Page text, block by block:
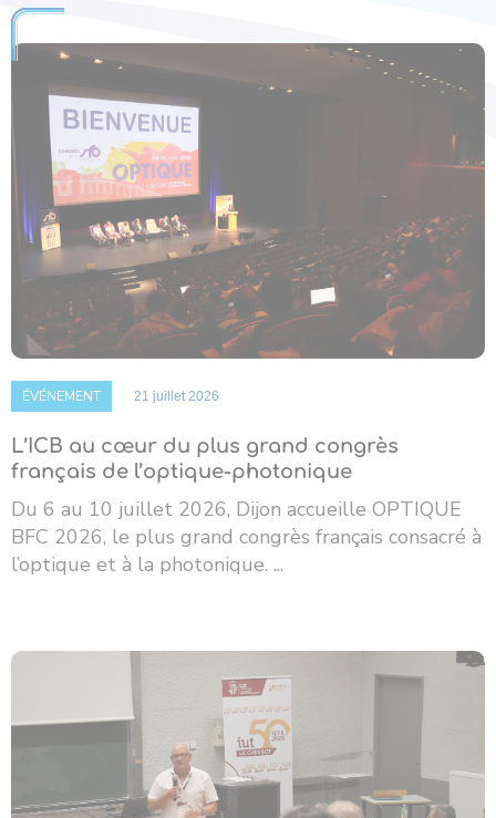
ÉVÉNEMENT 21 juillet 2026
L’ICB au cœur du plus grand congrès
français de l’optique-photonique
Du 6 au 10 juillet 2026, Dijon accueille OPTIQUE
BFC 2026, le plus grand congrès français consacré à
l’optique et à la photonique. ...